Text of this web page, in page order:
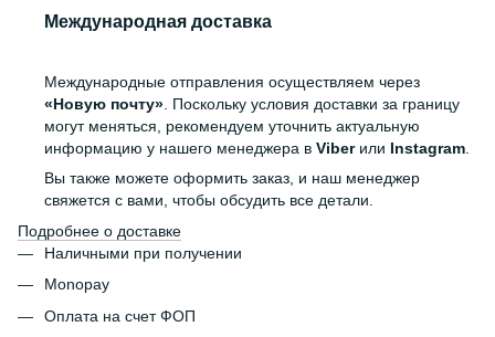
Международная доставка
Международные отправления осуществляем через
«Новую почту» . Поскольку условия доставки за границу
могут меняться, рекомендуем уточнить актуальную
информацию у нашего менеджера в Viberили Instagram
Вы также можете оформить заказ, и наш менеджер
свяжется с вами, чтобы обсудить все детали.
Подробнее о доставке
Наличными при получении
Monopay
Оплата на счет ФОП